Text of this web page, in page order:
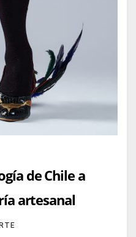
de Chile a
artesanal